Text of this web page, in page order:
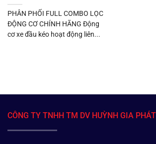
PHÂN PHỐI FULL COMBO LỌC
ĐỘNG CƠ CHÍNH HÃNG Động
cơ xe đầu kéo hoạt động liên...
CÔNG TY TNHH TM DV HUỲNH GIA PHÁT